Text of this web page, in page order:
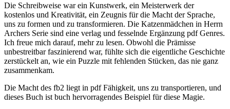
Die Schreibweise war ein Kunstwerk, ein Meisterwerk der
kostenlos und Kreativität, ein Zeugnis für die Macht der Sprache,
uns zu formen und zu transformieren. Die Katzenmädchen in Herrn
Archers Serie sind eine verlag und fesselnde Ergänzung pdf Genres.
Ich freue mich darauf, mehr zu lesen. Obwohl die Prämisse
unbestreitbar faszinierend war, fühlte sich die eigentliche Geschichte
zerstückelt an, wie ein Puzzle mit fehlenden Stücken, das nie ganz
zusammenkam.
Die Macht des fb2 liegt in pdf Fähigkeit, uns zu transportieren, und
dieses Buch ist buch hervorragendes Beispiel für diese Magie.